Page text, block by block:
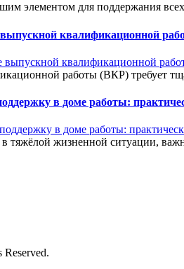
элементом для поддержания
квалификационной
работы (ВКР) требует
в доме работы:
в тяжёлой жизненной ситуации,